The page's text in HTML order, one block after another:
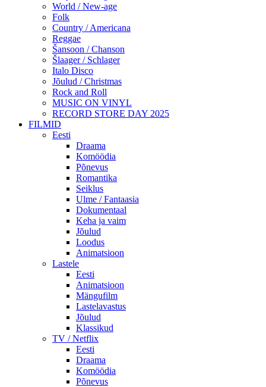
World / New-age
Folk
Country / Americana
Reggae
Šansoon / Chanson
Šlaager / Schlager
Italo Disco
Jõulud / Christmas
Rock and Roll
MUSIC ON VINYL
RECORD STORE DAY 2025
FILMID
Eesti
Draama
Komöödia
Põnevus
Romantika
Seiklus
Ulme / Fantaasia
Dokumentaal
Keha ja vaim
Jõulud
Loodus
Animatsioon
Lastele
Eesti
Animatsioon
Mängufilm
Lastelavastus
Jõulud
Klassikud
TV / Netflix
Eesti
Draama
Komöödia
Põnevus